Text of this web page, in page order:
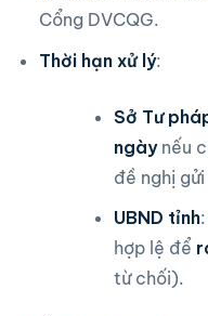
Cổng DVCQG.
Thời hạn xử lý:
Sở Tư
ngàynếu
đề nghị
UBND tỉnh:
hợp lệ để
từ chối).